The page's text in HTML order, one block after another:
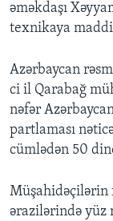
əməkdaşı
texnikaya
Azərbaycan
ci il Qarabağ
nəfər
partlaması
cümlədən 50
Müşahidəçilərin
ərazilərində yüz